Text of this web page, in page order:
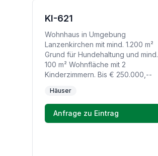
KI-621
Wohnhaus in Umgebung
Lanzenkirchen mit mind. 1.200 m²
Grund für Hundehaltung und mind.
100 m² Wohnfläche mit 2
Kinderzimmern. Bis € 250.000,--
Häuser
Anfrage zu Eintrag